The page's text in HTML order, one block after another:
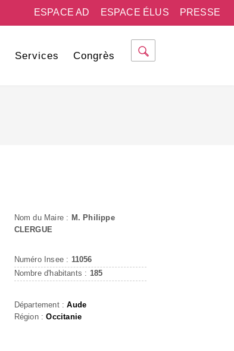
PRESSE
ESPACE ÉLUS
ESPACE AD
Services Congrès
Nom du Maire : M. Philippe
CLERGUE
Numéro Insee : 11056
Nombre d'habitants : 185
Département :Aude
Région :Occitanie